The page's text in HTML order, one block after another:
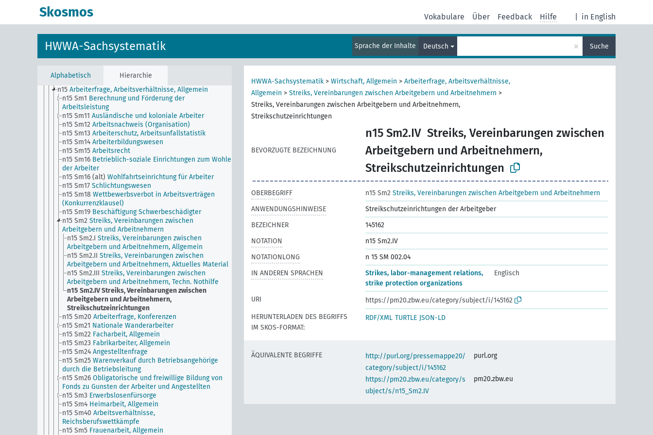
Skosmos in English
Vokabulare Über Feedback Hilfe
HWWA-Sachsystematik Sprache der Inhalte Deutsch × Suche
Alphabetisch Hierarchie
n Sm70 Wirtschaft, Finanzierungsfragen, Allgemein
n10 Jagd
n13 Industrie
n14
n15 Arbeiterfrage, Arbeitsverhältnisse, Allgemein
n15 Sm1 Berechnung und Förderung der
Arbeitsleistung
n15 Sm11 Ausländische und koloniale Arbeiter
n15 Sm12 Arbeitsnachweis (Organisation)
n15 Sm13 Arbeiterschutz, Arbeitsunfallstatistik
n15 Sm14 Arbeiterbildungswesen
n15 Sm15 Arbeitsrecht
n15 Sm16 Betrieblich-soziale Einrichtungen zum Wohle
der Arbeiter
n15 Sm16 (alt) Wohlfahrtseinrichtung für Arbeiter
n15 Sm17 Schlichtungswesen
n15 Sm18 Wettbewerbsverbot in Arbeitsverträgen
(Konkurrenzklausel)
n15 Sm19 Beschäftigung Schwerbeschädigter
n15 Sm2 Streiks, Vereinbarungen zwischen
Arbeitgebern und Arbeitnehmern
n15 Sm2.I Streiks, Vereinbarungen zwischen
Arbeitgebern und Arbeitnehmern, Allgemein
n15 Sm2.II Streiks, Vereinbarungen zwischen
Arbeitgebern und Arbeitnehmern, Aktuelles Material
n15 Sm2.III Streiks, Vereinbarungen zwischen
Arbeitgebern und Arbeitnehmern, Techn. Nothilfe
n15 Sm2.IVStreiks, Vereinbarungen zwischen
Arbeitgebern und Arbeitnehmern,
Streikschutzeinrichtungen
n15 Sm20 Arbeiterfrage, Konferenzen
n15 Sm21 Nationale Wanderarbeiter
n15 Sm22 Facharbeit, Allgemein
n15 Sm23 Fabrikarbeiter, Allgemein
n15 Sm24 Angestelltenfrage
n15 Sm25 Warenverkauf durch Betriebsangehörige
durch die Betriebsleitung
n15 Sm26 Obligatorische und freiwillige Bildung von
Fonds zu Gunsten der Arbeiter und Angestellten
n15 Sm3 Erwerbslosenfürsorge
n15 Sm4 Heimarbeit, Allgemein
n15 Sm40 Arbeitsverhältnisse,
Reichsberufswettkämpfe
n15 Sm5 Frauenarbeit, Allgemein
HWWA-Sachsystematik > Wirtschaft, Allgemein > Arbeiterfrage, Arbeitsverhältnisse,
Allgemein > Streiks, Vereinbarungen zwischen Arbeitgebern und Arbeitnehmern >
Streiks, Vereinbarungen zwischen Arbeitgebern und Arbeitnehmern,
Streikschutzeinrichtungen
BEVORZUGTE BEZEICHNUNG
n15 Sm2.IV Streiks, Vereinbarungen zwischen
Arbeitgebern und Arbeitnehmern,
Streikschutzeinrichtungen
OBERBEGRIFF n15 Sm2 Streiks, Vereinbarungen zwischen Arbeitgebern und Arbeitnehmern
ANWENDUNGSHINWEISE
Streikschutzeinrichtungen der Arbeitgeber
BEZEICHNER
145162
NOTATION
n15 Sm2.IV
NOTATIONLONG
n 15 SM 002.04
IN ANDEREN SPRACHEN
Strikes, labor-management relations,
strike protection organizations
Englisch
URI
https://pm20.zbw.eu/category/subject/i/145162
HERUNTERLADEN DES BEGRIFFS
IM SKOS-FORMAT:
RDF/XML TURTLE JSON-LD
ÄQUIVALENTE BEGRIFFE
http://purl.org/pressemappe20/
category/subject/i/145162
purl.org
https://pm20.zbw.eu/category/s
ubject/s/n15_Sm2.IV
pm20.zbw.eu